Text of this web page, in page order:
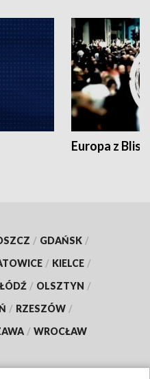
Europa z
/ GDAŃSK /
/ KIELCE /
ŁÓDŹ / OLSZTYN /
/ RZESZÓW /
/ WROCŁAW